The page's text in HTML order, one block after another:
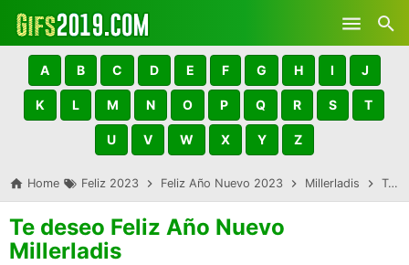
Skip to main content
A B C D E F G H I J
K L M N O P Q R S T
U V W X Y Z
Home Feliz 2023 Feliz Año Nuevo 2023 Millerladis Te deseo Feliz Año Nuevo Millerladis
Te deseo Feliz Año Nuevo
Millerladis